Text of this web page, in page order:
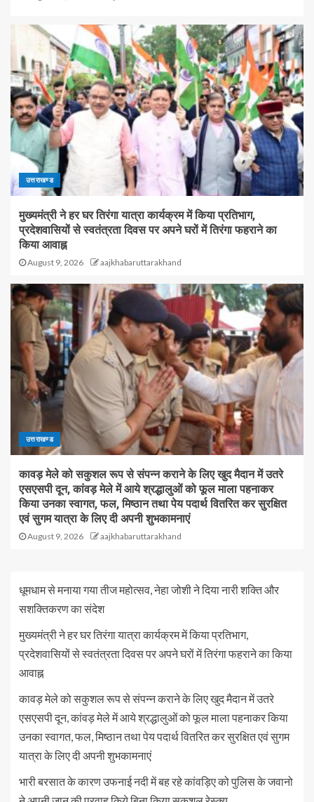
उत्तराखण्ड
मुख्यमंत्री ने हर घर तिरंगा यात्रा कार्यक्रम में किया प्रतिभाग,
प्रदेशवासियों से स्वतंत्रता दिवस पर अपने घरों में तिरंगा फहराने का
किया आवाह्न
August 9, 2026 aajkhabaruttarakhand
उत्तराखण्ड
कावड़ मेले को सकुशल रूप से संपन्न कराने के लिए खुद मैदान में उतरे
एसएसपी दून, कांवड़ मेले में आये श्रद्धालुओं को फूल माला पहनाकर
किया उनका स्वागत, फल, मिष्ठान तथा पेय पदार्थ वितरित कर सुरक्षित
एवं सुगम यात्रा के लिए दी अपनी शुभकामनाएं
August 9, 2026 aajkhabaruttarakhand
धूमधाम से मनाया गया तीज महोत्सव, नेहा जोशी ने दिया नारी शक्ति और
सशक्तिकरण का संदेश
मुख्यमंत्री ने हर घर तिरंगा यात्रा कार्यक्रम में किया प्रतिभाग,
प्रदेशवासियों से स्वतंत्रता दिवस पर अपने घरों में तिरंगा फहराने का किया
आवाह्न
कावड़ मेले को सकुशल रूप से संपन्न कराने के लिए खुद मैदान में उतरे
एसएसपी दून, कांवड़ मेले में आये श्रद्धालुओं को फूल माला पहनाकर किया
उनका स्वागत, फल, मिष्ठान तथा पेय पदार्थ वितरित कर सुरक्षित एवं सुगम
यात्रा के लिए दी अपनी शुभकामनाएं
भारी बरसात के कारण उफनाई नदी में बह रहे कांवड़िए को पुलिस के जवानो